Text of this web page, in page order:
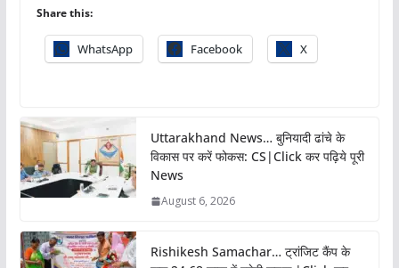
Share this:
WhatsApp Facebook X
Uttarakhand News… बुनियादी ढांचे के
विकास पर करें फोकस: CS|Click कर पढ़िये पूरी
News
August 6, 2026
Rishikesh Samachar… ट्रांजिट कैंप के